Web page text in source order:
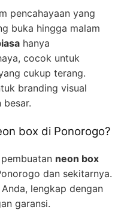
pencahayaan yang
buka hingga malam
hanya
cocok untuk
cukup terang.
branding visual
besar.
box di Ponorogo?
neon box
dan sekitarnya.
lengkap dengan
garansi.